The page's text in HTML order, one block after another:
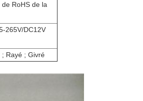
de RoHS de la
265V/DC12V
; Rayé ; Givré